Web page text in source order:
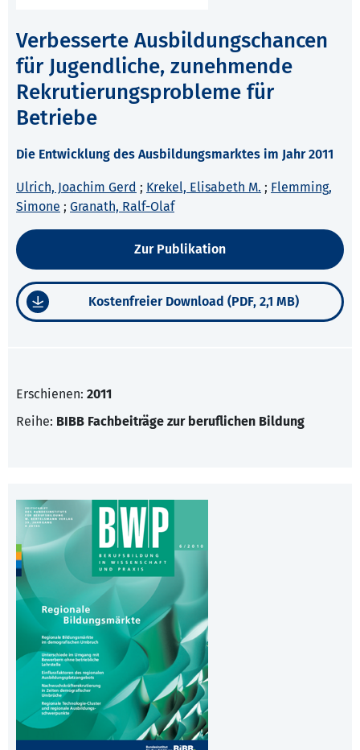
Verbesserte Ausbildungschancen
für Jugendliche, zunehmende
Rekrutierungsprobleme für
Betriebe
Die Entwicklung des Ausbildungsmarktes im Jahr 2011
Ulrich, Joachim Gerd ; Krekel, Elisabeth M. ; Flemming,
Simone ; Granath, Ralf-Olaf
Zur Publikation
Kostenfreier Download (PDF, 2,1 MB)
Erschienen: 2011
Reihe: BIBB Fachbeiträge zur beruflichen Bildung